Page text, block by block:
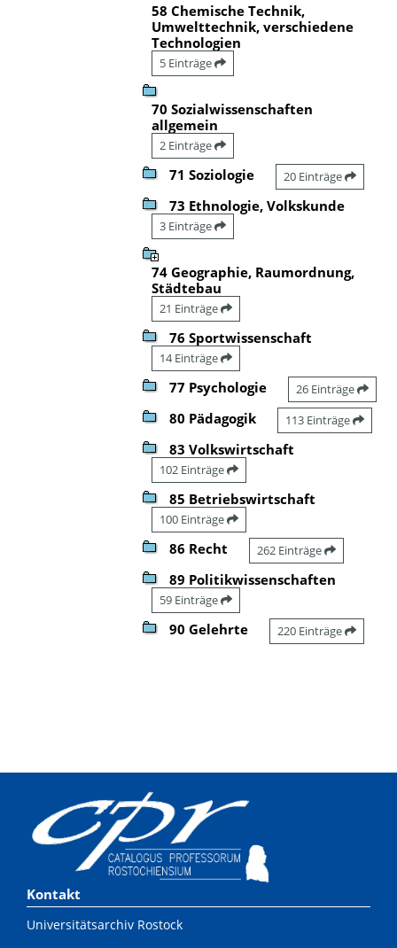
58 Chemische Technik,
Umwelttechnik, verschiedene
Technologien
5 Einträge
70 Sozialwissenschaften
allgemein
2 Einträge
71 Soziologie 20 Einträge
73 Ethnologie, Volkskunde
3 Einträge
74 Geographie, Raumordnung,
Städtebau
21 Einträge
76 Sportwissenschaft
14 Einträge
77 Psychologie 26 Einträge
80 Pädagogik 113 Einträge
83 Volkswirtschaft
102 Einträge
85 Betriebswirtschaft
100 Einträge
86 Recht 262 Einträge
89 Politikwissenschaften
59 Einträge
90 Gelehrte 220 Einträge
Kontakt
Universitätsarchiv Rostock